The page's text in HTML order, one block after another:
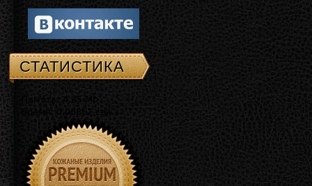
СТАТИСТИКА
Память: 4.25 Mb
Время: 0.00862 сек.